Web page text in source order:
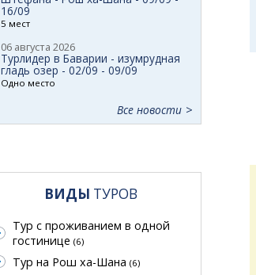
16/09
5 мест
06 августа 2026
Турлидер в Баварии - изумрудная
гладь озер - 02/09 - 09/09
Одно место
Все новости
ВИДЫ ТУРОВ
Тур с проживанием в одной
гостинице (6)
Тур на Рош ха-Шана (6)